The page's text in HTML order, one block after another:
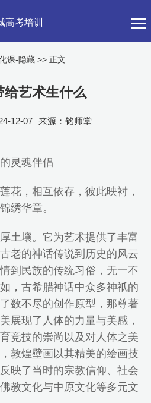
高考培训
课-隐藏 >> 正文
给艺术生什么
12-07 来源：铭师堂
灵魂伴侣
花，相互依存，彼此映衬，
绣华章。
土壤。它为艺术提供了丰富
老的神话传说到历史的风云
到民族的传统习俗，无一不
，古希腊神话中众多神祇的
数不尽的创作原型，那尊著
展现了人体的力量与美感，
竞技的崇尚以及对人体之美
敦煌壁画以其精美的绘画技
映了当时的宗教信仰、社会
教文化与中原文化等多元文